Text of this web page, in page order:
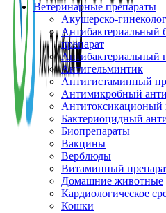
Ветеринарные препараты
Акушерско-
Антибактериальный
препарат
Антибактериальный
Антигельминтик
Антигистаминный
Антимикробный
Антитоксикационый
Бактериоцидный
Биопрепараты
Вакцины
Верблюды
Витаминный
Домашние животные
Кардиологическое
Кошки